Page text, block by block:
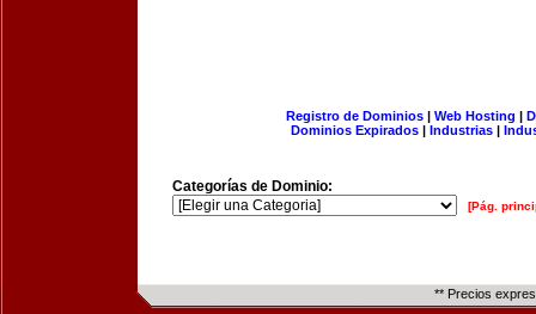
Registro de Dominios| Web Hosting |
Dominios Expirados | Industrias |
Categorías de Dominio:
[Pág.
** Precios